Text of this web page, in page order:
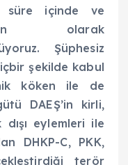
süre içinde ve
olarak
Şüphesiz
şekilde kabul
köken ile de
DAEŞ’in kirli,
dışı eylemleri ile
DHKP-C, PKK,
terör